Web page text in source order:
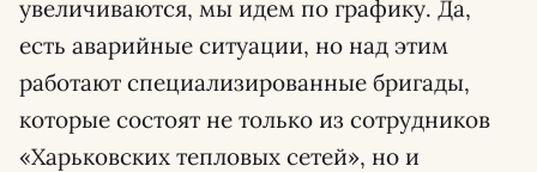
увеличиваются, мы идем по графику. Да,
есть аварийные ситуации, но над этим
работают специализированные бригады,
которые состоят не только из сотрудников
«Харьковских тепловых сетей», но и